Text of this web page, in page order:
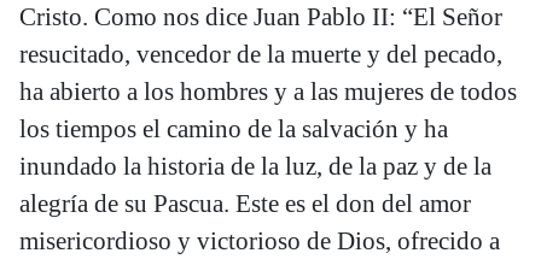
Cristo. Como nos dice Juan Pablo II: “El Señor
resucitado, vencedor de la muerte y del pecado,
ha abierto a los hombres y a las mujeres de todos
los tiempos el camino de la salvación y ha
inundado la historia de la luz, de la paz y de la
alegría de su Pascua. Este es el don del amor
misericordioso y victorioso de Dios, ofrecido a